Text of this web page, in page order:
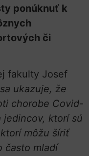
ponúknuť k
či
fakulty Josef
ukazuje, že
chorobe Covid-
jedincov, ktorí sú
môžu šíriť
často mladí